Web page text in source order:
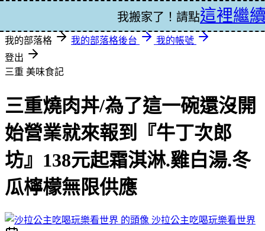
我的部落格 我的部落格後台
我的帳號
登出
三重 美味食記
三重燒肉丼/為了這一碗還沒開
始營業就來報到『牛丁次郎
坊』138元起霜淇淋.雞白湯.冬
瓜檸檬無限供應
沙拉公主吃喝玩樂看世界
我搬家了！請點這裡繼